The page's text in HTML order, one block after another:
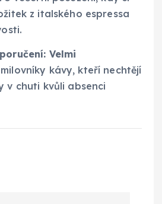
z italského espressa
Velmi
kávy, kteří nechtějí
v chuti kvůli absenci